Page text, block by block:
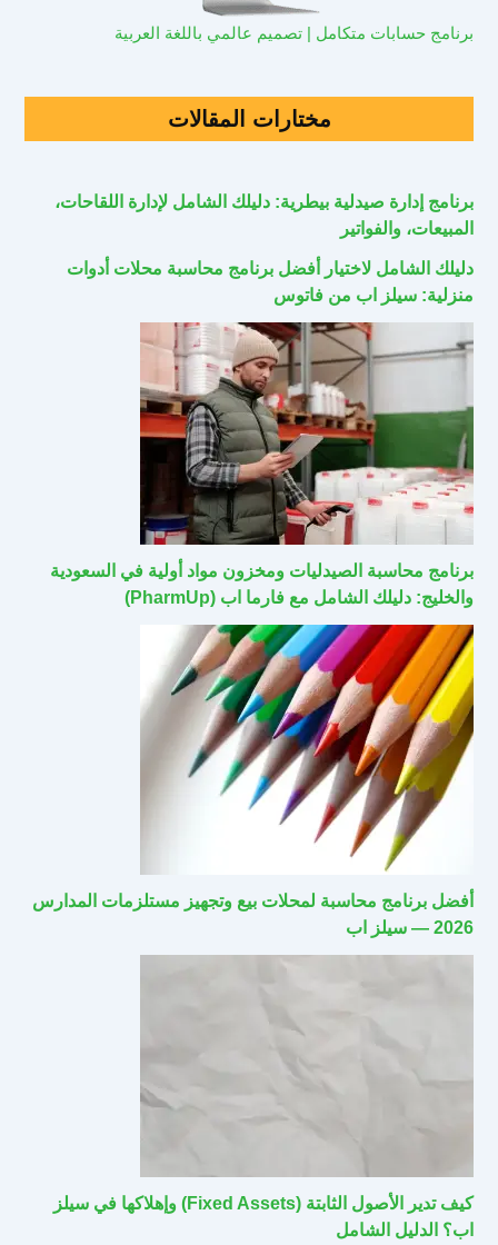
برنامج حسابات متكامل | تصميم عالمي باللغة العربية
مختارات المقالات
برنامج إدارة صيدلية بيطرية: دليلك الشامل لإدارة اللقاحات،
المبيعات، والفواتير
دليلك الشامل لاختيار أفضل برنامج محاسبة محلات أدوات
منزلية: سيلز اب من فاتوس
برنامج محاسبة الصيدليات ومخزون مواد أولية في السعودية
والخليج: دليلك الشامل مع فارما اب (PharmUp)
أفضل برنامج محاسبة لمحلات بيع وتجهيز مستلزمات المدارس
2026 — سيلز اب
كيف تدير الأصول الثابتة (Fixed Assets) وإهلاكها في سيلز
اب؟ الدليل الشامل